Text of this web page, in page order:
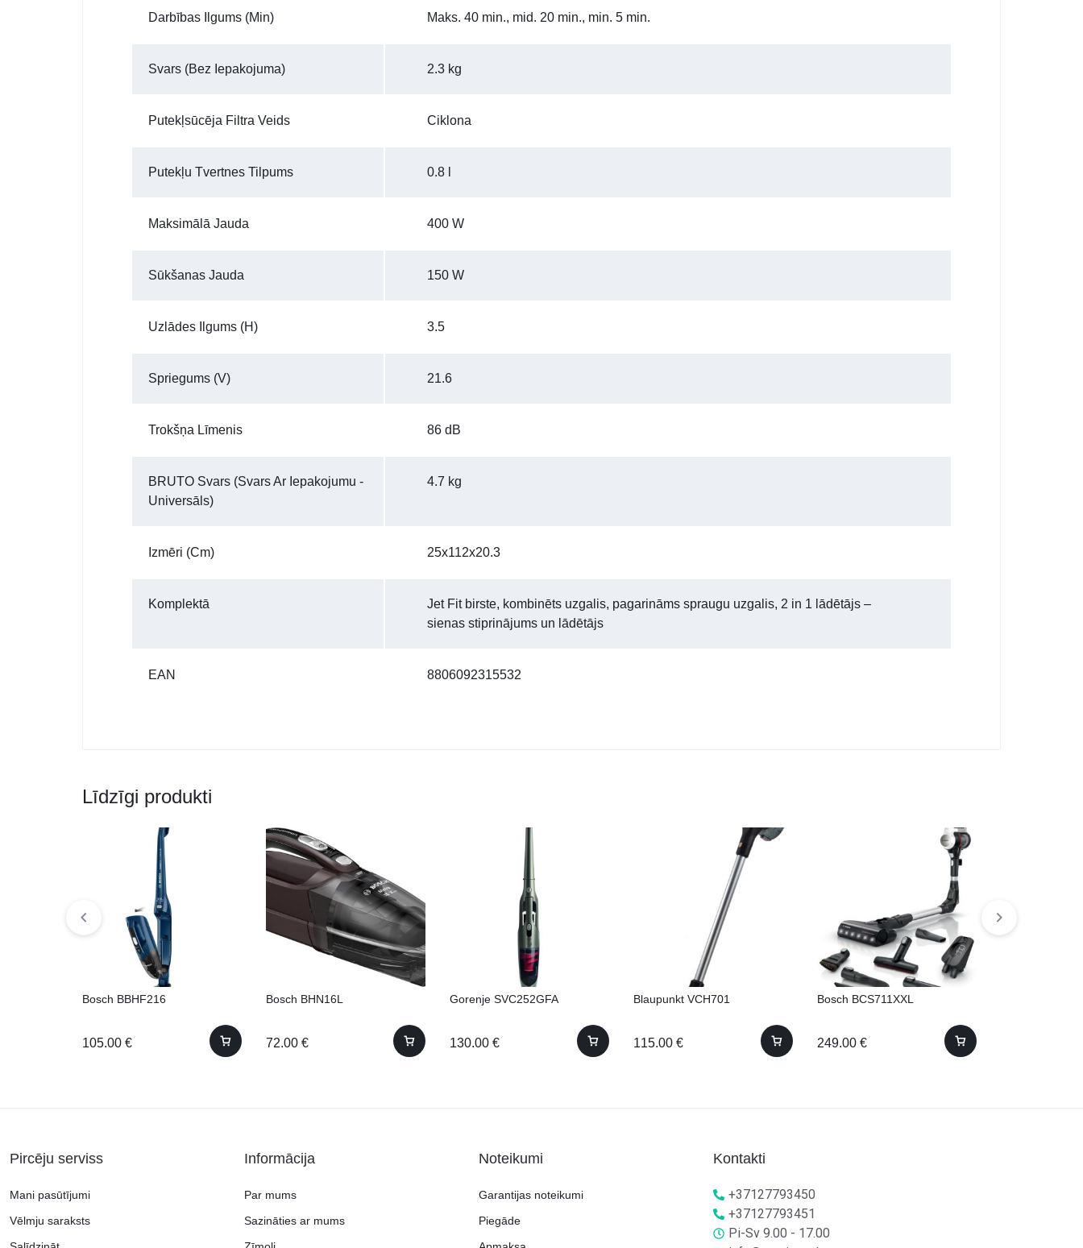
Darbības Ilgums (min) Maks. 40 min., mid. 20 min., min. 5 min.
Svars (bez Iepakojuma) 2.3 kg
Putekļsūcēja Filtra Veids Ciklona
Putekļu Tvertnes Tilpums 0.8 l
Maksimālā Jauda 400 W
Sūkšanas Jauda 150 W
Uzlādes Ilgums (h) 3.5
Spriegums (V) 21.6
Trokšņa Līmenis 86 dB
BRUTO Svars (Svars Ar Iepakojumu -
Universāls)
4.7 kg
Izmēri (cm) 25x112x20.3
Komplektā
Jet Fit birste, kombinēts uzgalis, pagarināms spraugu uzgalis, 2 in 1 lādētājs –
sienas stiprinājums un lādētājs
EAN 8806092315532
Līdzīgi produkti
Bosch BBHF216
105.00 €
Bosch BHN16L
72.00 €
Gorenje SVC252GFA
130.00 €
Blaupunkt VCH701
115.00 €
Bosch BCS711XXL
249.00 €
Pircēju serviss
Mani pasūtījumi
Vēlmju saraksts
Informācija
Par mums
Sazināties ar mums
Noteikumi
Garantijas noteikumi
Piegāde
Kontakti
+37127793450
+37127793451
Pi-Sv 9.00 - 17.00